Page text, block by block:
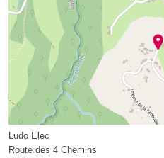
Ludo Elec
Route des 4 Chemins